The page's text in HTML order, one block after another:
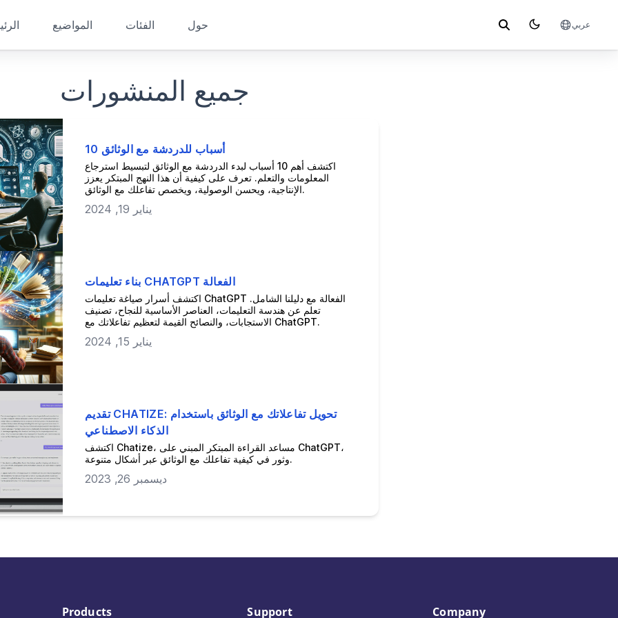
المواضيع الفئات حول عربي
جميع المنشورات
10 أسباب للدردشة مع الوثائق
اكتشف أهم 10 أسباب لبدء الدردشة مع الوثائق لتبسيط استرجاع
المعلومات والتعلم. تعرف على كيفية أن هذا النهج المبتكر يعزز
الإنتاجية، ويحسن الوصولية، ويخصص تفاعلك مع الوثائق.
يناير 19, 2024
بناء تعليمات CHATGPT الفعالة
اكتشف أسرار صياغة تعليمات ChatGPT الفعالة مع دليلنا الشامل.
تعلم عن هندسة التعليمات، العناصر الأساسية للنجاح، تصنيف
الاستجابات، والنصائح القيمة لتعظيم تفاعلاتك مع ChatGPT.
يناير 15, 2024
تقديم CHATIZE: تحويل تفاعلاتك مع الوثائق باستخدام
الذكاء الاصطناعي
اكتشف Chatize، مساعد القراءة المبتكر المبني على ChatGPT،
وثور في كيفية تفاعلك مع الوثائق عبر أشكال متنوعة.
ديسمبر 26, 2023
Products Support Company